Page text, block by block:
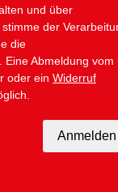
und über
stimme der
die
Eine Abmeldung vom
oder ein Widerruf
Anmelden